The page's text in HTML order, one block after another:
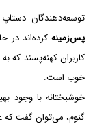
توسعه‌دهندگان دستاپ MATE تلاش و وقت زیادی برای بروزرسانی
پس‌زمینه کرده‌اند در
کاربران کهنه‌پسند
خوب است.
خوشبختانه با وجود
گنوم، می‌توان گفت که MATE دستاپ سبک و سریعی است.